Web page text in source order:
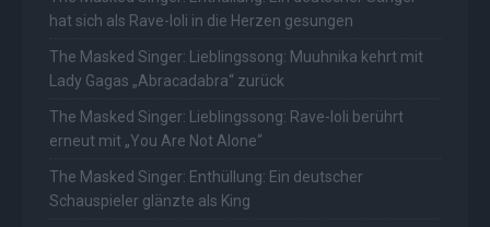
hat sich als Rave-Ioli in die Herzen gesungen
The Masked Singer: Lieblingssong: Muuhnika kehrt mit
Lady Gagas „Abracadabra“ zurück
The Masked Singer: Lieblingssong: Rave-Ioli berührt
erneut mit „You Are Not Alone“
The Masked Singer: Enthüllung: Ein deutscher
Schauspieler glänzte als King